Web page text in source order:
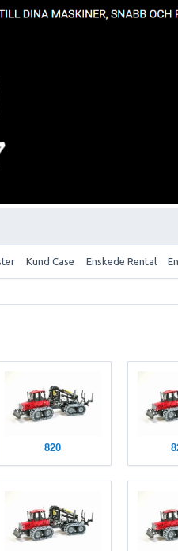
Kund Case Enskede Rental
820